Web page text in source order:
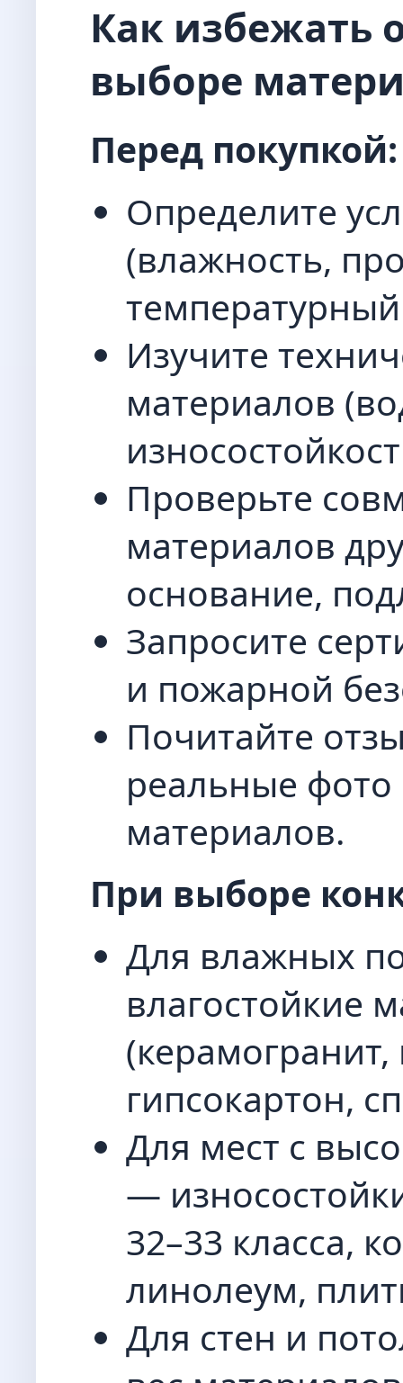
Как избежать
выборе
Перед покупкой:
Определите
(влажность,
Изучите
материалов
Проверьте
материалов
основание,
Запросите
и пожарной
Почитайте
реальные
материалов.
При выборе
Для влажных
влагостойкие
гипсокартон,
Для мест с
—
32–33 класса,
линолеум,
Для стен и